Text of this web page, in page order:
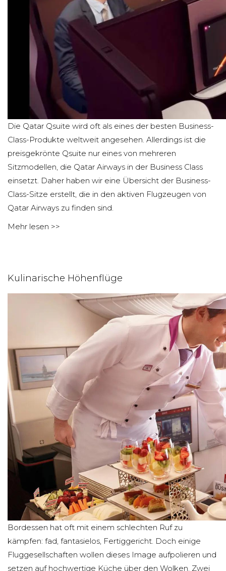
Die Qatar Qsuite wird oft als eines der besten Business-
Class-Produkte weltweit angesehen. Allerdings ist die
preisgekrönte Qsuite nur eines von mehreren
Sitzmodellen, die Qatar Airways in der Business Class
einsetzt. Daher haben wir eine Übersicht der Business-
Class-Sitze erstellt, die in den aktiven Flugzeugen von
Qatar Airways zu finden sind.
Mehr lesen >>
Kulinarische Höhenflüge
Bordessen hat oft mit einem schlechten Ruf zu
kämpfen: fad, fantasielos, Fertiggericht. Doch einige
Fluggesellschaften wollen dieses Image aufpolieren und
setzen auf hochwertige Küche über den Wolken. Zwei